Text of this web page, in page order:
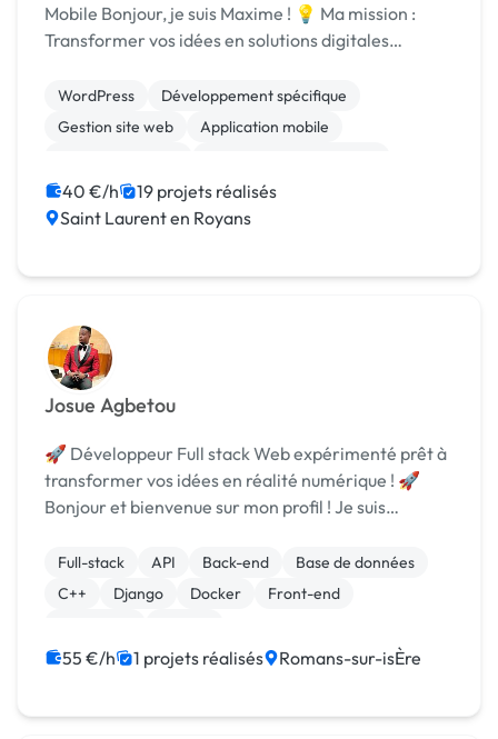
Mobile Bonjour, je suis Maxime ! 💡 Ma mission :
Transformer vos idées en solutions digitales
investissement dans chaque projet • Approche sur-
me...
WordPress
Développement spécifique
Gestion site web
Application mobile
Android
JavaScript
Admin système, sécurité
Ionic
40 €/h
19 projets réalisés
Saint Laurent en Royans
Josue Agbetou
🚀 Développeur Full stack Web expérimenté prêt à
transformer vos idées en réalité numérique ! 🚀
Bonjour et bienvenue sur mon profil ! Je suis
années et j'ai eu le privilège de travailler sur une
variét...
Full-stack API Back-end
Base de données
C++
Django Docker
Front-end
55 €/h 1 projets réalisés Romans-sur-isÈre